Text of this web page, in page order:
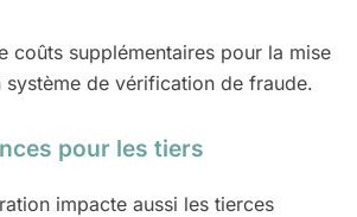
coûts supplémentaires pour la mise
système de vérification de fraude.
pour les tiers
impacte aussi les tierces